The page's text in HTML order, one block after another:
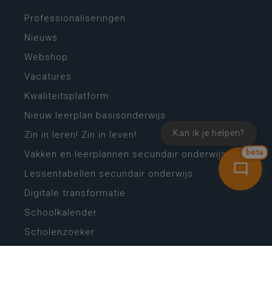
bèta
Kan ik je helpen?
Professionaliseringen
Nieuws
Webshop
Vacatures
Kwaliteitsplatform
Nieuw leerplan basisonderwijs
Zin in leren! Zin in leven!
Vakken en leerplannen secundair onderwijs
Lessentabellen secundair onderwijs
Digitale transformatie
Schoolkalender
Scholenzoeker